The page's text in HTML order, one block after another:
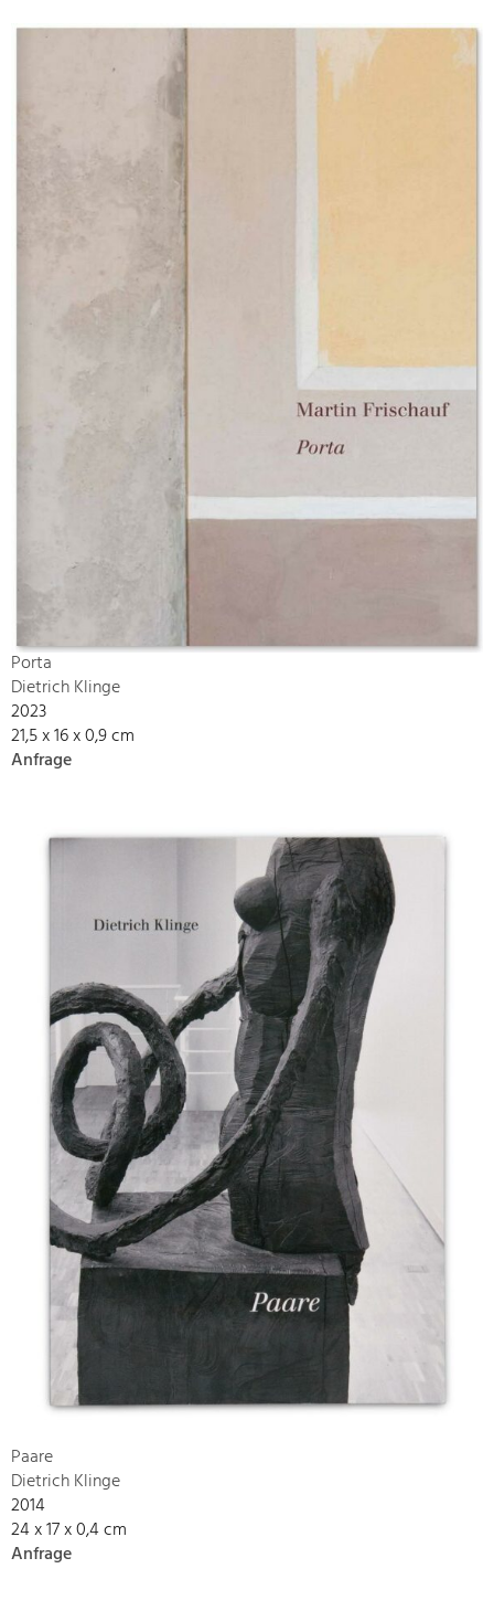
Porta
Dietrich Klinge
2023
21,5 x 16 x 0,9 cm
Anfrage
Paare
Dietrich Klinge
2014
24 x 17 x 0,4 cm
Anfrage